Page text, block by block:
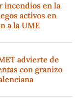
incendios en la
activos en
a la UME
advierte de
con granizo